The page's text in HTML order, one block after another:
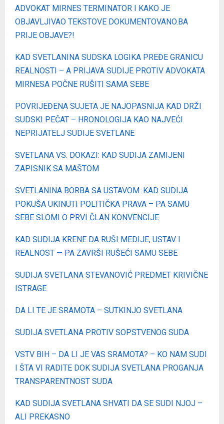
ADVOKAT MIRNES TERMINATOR I KAKO JE
OBJAVLJIVAO TEKSTOVE DOKUMENTOVANO.BA
PRIJE OBJAVE?!
KAD SVETLANINA SUDSKA LOGIKA PREĐE GRANICU
REALNOSTI – A PRIJAVA SUDIJE PROTIV ADVOKATA
MIRNESA POČNE RUŠITI SAMA SEBE
POVRIJEĐENA SUJETA JE NAJOPASNIJA KAD DRŽI
SUDSKI PEČAT – HRONOLOGIJA KAO NAJVEĆI
NEPRIJATELJ SUDIJE SVETLANE
SVETLANA VS. DOKAZI: KAD SUDIJA ZAMIJENI
ZAPISNIK SA MAŠTOM
SVETLANINA BORBA SA USTAVOM: KAD SUDIJA
POKUŠA UKINUTI POLITIČKA PRAVA – PA SAMU
SEBE SLOMI O PRVI ČLAN KONVENCIJE
KAD SUDIJA KRENE DA RUŠI MEDIJE, USTAV I
REALNOST — PA ZAVRŠI RUŠEĆI SAMU SEBE
SUDIJA SVETLANA STEVANOVIĆ PREDMET KRIVIČNE
ISTRAGE
DA LI TE JE SRAMOTA – SUTKINJO SVETLANA
SUDIJA SVETLANA PROTIV SOPSTVENOG SUDA
VSTV BIH – DA LI JE VAS SRAMOTA? – KO NAM SUDI
I ŠTA VI RADITE DOK SUDIJA SVETLANA PROGANJA
TRANSPARENTNOST SUDA
KAD SUDIJA SVETLANA SHVATI DA SE SUDI NJOJ –
ALI PREKASNO